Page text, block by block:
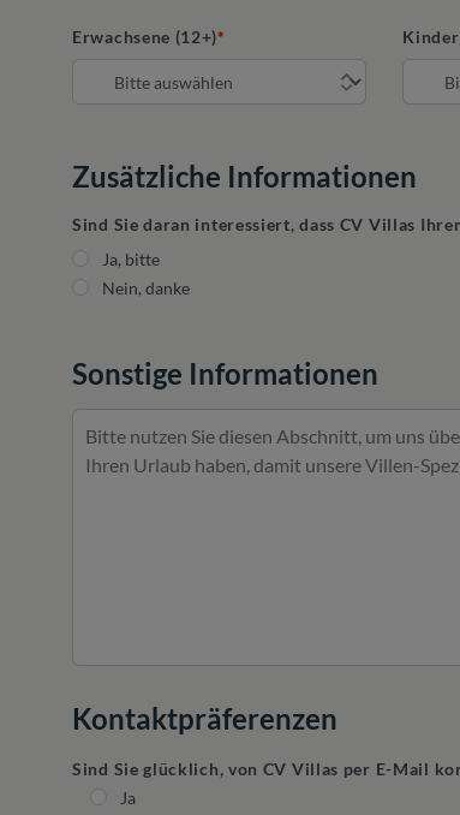
Erwachsene (12+)
Zusätzliche Informationen
Sind Sie daran interessiert, dass CV Villas
Ja, bitte
Nein, danke
Sonstige Informationen
Kontaktpräferenzen
Sind Sie glücklich, von CV Villas per E-Mail
Ja